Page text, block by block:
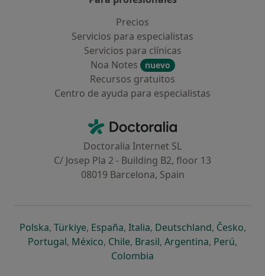
Precios
Servicios para especialistas
Servicios para clínicas
Noa Notes
nuevo
Recursos gratuitos
Centro de ayuda para especialistas
Doctoralia - Página de inicio
Doctoralia Internet SL
C/ Josep Pla 2 - Building B2, floor 13
08019 Barcelona, Spain
Polskase abre en una nueva pestaña
, Türkiyese abre en una nueva pestaña
, Españase abre en una nueva pestaña
, Italiase abre en una nueva
, Deutschlandse abre en
, Českose
,
Portugalse abre en una nueva pestaña
, Méxicose abre en una nueva pestaña
, Chilese abre en una nueva pestaña
, Brasilse abre en una nueva
, Argentinase abre en
, Perúse
,
Colombia